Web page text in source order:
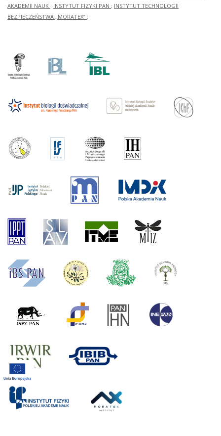
AKADEMII NAUK ; INSTYTUT FIZYKI PAN ; INSTYTUT TECHNOLOGII
BEZPIECZEŃSTWA „MORATEX” ;